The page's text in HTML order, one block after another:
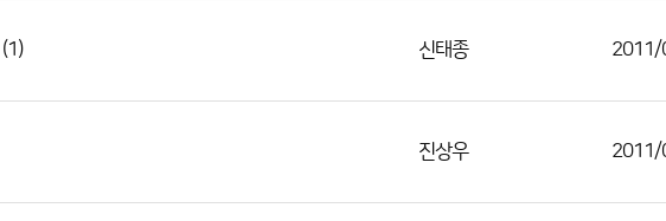
(1) 신태종 2011/
진상우 2011/